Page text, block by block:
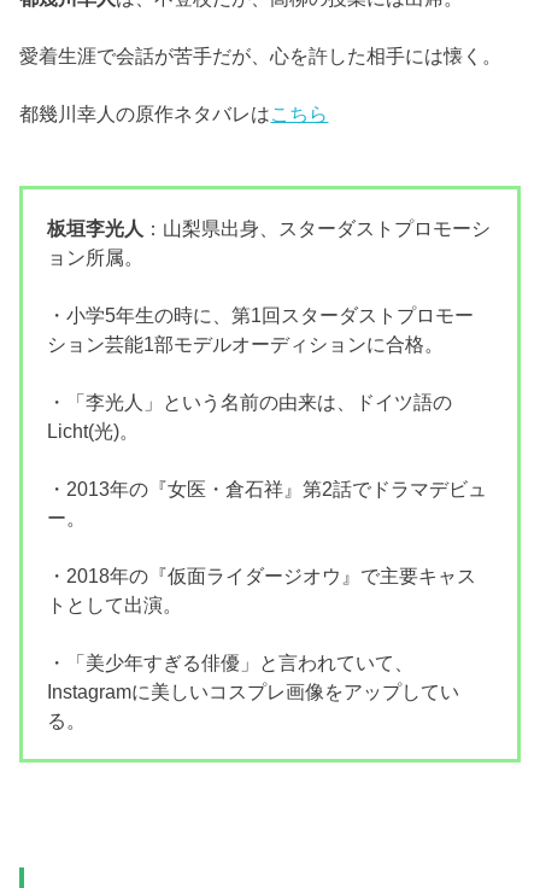
愛着生涯で会話が苦手だが、心を許した相手には懐く。
都幾川幸人の原作ネタバレはこちら
板垣李光人 ：山梨県出身、スターダストプロモーシ
ョン所属。
・小学5年生の時に、第1回スターダストプロモー
ション芸能1部モデルオーディションに合格。
・「李光人」という名前の由来は、ドイツ語の
Licht(光)。
・2013年の『女医・倉石祥』第2話でドラマデビュ
ー。
・2018年の『仮面ライダージオウ』で主要キャス
トとして出演。
・「美少年すぎる俳優」と言われていて、
Instagramに美しいコスプレ画像をアップしてい
る。